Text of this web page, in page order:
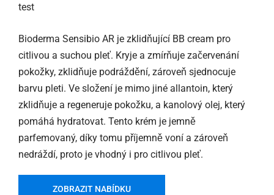
Bioderma Sensibio AR je zklidňující BB cream pro
citlivou a suchou pleť. Kryje a zmírňuje začervenání
pokožky, zklidňuje podráždění, zároveň sjednocuje
barvu pleti. Ve složení je mimo jiné allantoin, který
zklidňuje a regeneruje pokožku, a kanolový olej, který
pomáhá hydratovat. Tento krém je jemně
parfemovaný, díky tomu příjemně voní a zároveň
nedráždí, proto je vhodný i pro citlivou pleť.
ZOBRAZIT NABÍDKU